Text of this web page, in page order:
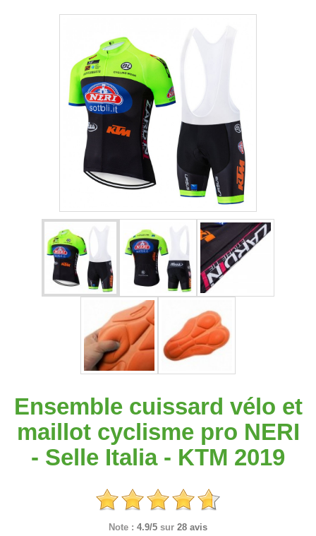
Ensemble cuissard vélo et
maillot cyclisme pro NERI
- Selle Italia - KTM 2019
Note : 4.9/5 sur 28 avis